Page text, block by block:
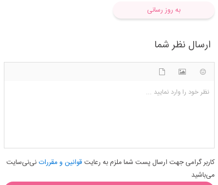
به روز رسانی
ارسال نظر شما
نظر خود را وارد نمایید ...
کاربر گرامی جهت ارسال پست شما ملزم به رعایت قوانین و مقرراتنی‌نی‌سایت
می‌باشید